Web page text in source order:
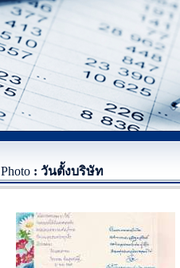
Photo : วันตั้งบริษัท